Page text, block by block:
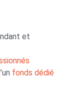
et
fonds dédié